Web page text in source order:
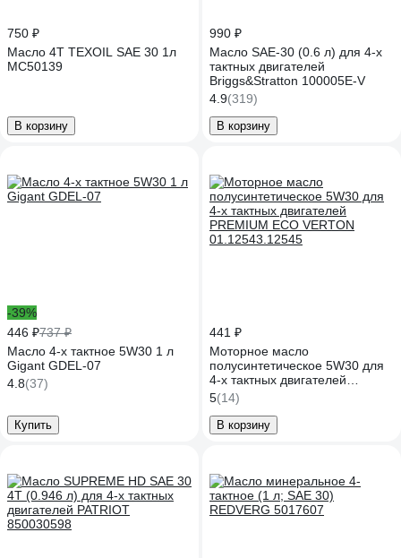
750 ₽
Масло 4Т TEXOIL SAE 30 1л
МС50139
В корзину
990 ₽
Масло SAE-30 (0.6 л) для 4-х
тактных двигателей
Briggs&Stratton 100005E-V
4.9(319)
В корзину
-39%
446 ₽737 ₽
Масло 4-х тактное 5W30 1 л
Gigant GDEL-07
4.8(37)
Купить
441 ₽
Моторное масло
полусинтетическое 5W30 для
4-х тактных двигателей
PREMIUM ECO VERTON
01.12543.12545
5(14)
В корзину